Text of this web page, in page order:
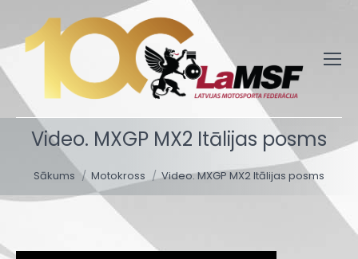
Video. MXGP MX2 Itālijas posms
You are here:
Sākums Motokross Video. MXGP MX2 Itālijas posms